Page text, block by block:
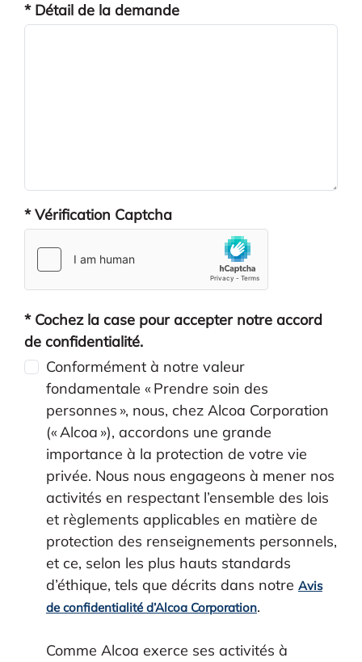
* Détail de la demande
* Vérification Captcha
* Cochez la case pour accepter notre accord
de confidentialité.
Conformément à notre valeur
fondamentale « Prendre soin des
personnes », nous, chez Alcoa Corporation
(« Alcoa »), accordons une grande
importance à la protection de votre vie
privée. Nous nous engageons à mener nos
activités en respectant l’ensemble des lois
et règlements applicables en matière de
protection des renseignements personnels,
et ce, selon les plus hauts standards
d’éthique, tels que décrits dans notre Avis
de confidentialité d’Alcoa Corporation.
Comme Alcoa exerce ses activités à